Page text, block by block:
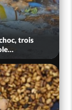
trois